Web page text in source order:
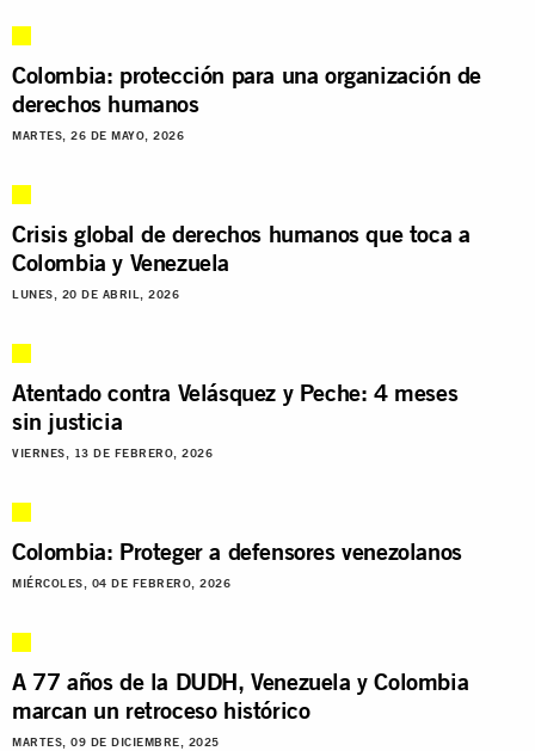
Colombia: protección para una organización de
derechos humanos
MARTES, 26 DE MAYO, 2026
Crisis global de derechos humanos que toca a
Colombia y Venezuela
LUNES, 20 DE ABRIL, 2026
Atentado contra Velásquez y Peche: 4 meses
sin justicia
VIERNES, 13 DE FEBRERO, 2026
Colombia: Proteger a defensores venezolanos
MIÉRCOLES, 04 DE FEBRERO, 2026
A 77 años de la DUDH, Venezuela y Colombia
marcan un retroceso histórico
MARTES, 09 DE DICIEMBRE, 2025